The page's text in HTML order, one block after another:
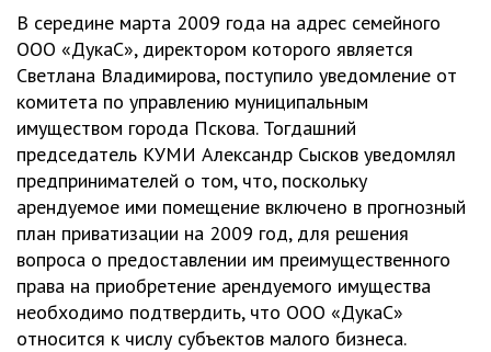
В середине марта 2009 года на адрес семейного
ООО «ДукаС», директором которого является
Светлана Владимирова, поступило уведомление от
комитета по управлению муниципальным
имуществом города Пскова. Тогдашний
председатель КУМИ Александр Сысков уведомлял
предпринимателей о том, что, поскольку
арендуемое ими помещение включено в прогнозный
план приватизации на 2009 год, для решения
вопроса о предоставлении им преимущественного
права на приобретение арендуемого имущества
необходимо подтвердить, что ООО «ДукаС»
относится к числу субъектов малого бизнеса.